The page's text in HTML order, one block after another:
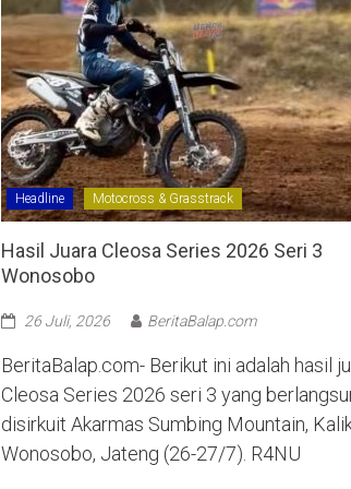
Headline Motocross & Grasstrack
Hasil Juara Cleosa Series 2026 Seri 3
Wonosobo ‎
26 Juli, 2026 BeritaBalap.com
BeritaBalap.com- Berikut ini adalah hasil
Cleosa Series 2026 seri 3 yang
disirkuit Akarmas Sumbing Mountain,
Wonosobo, Jateng (26-27/7). R4NU